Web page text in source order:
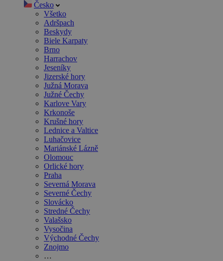
Česko
Všetko
Adršpach
Beskydy
Biele Karpaty
Brno
Harrachov
Jeseníky
Jizerské hory
Južná Morava
Južné Čechy
Karlove Vary
Krkonoše
Krušné hory
Lednice a Valtice
Luhačovice
Mariánské Lázně
Olomouc
Orlické hory
Praha
Severná Morava
Severné Čechy
Slovácko
Stredné Čechy
Valašsko
Vysočina
Východné Čechy
Znojmo
…